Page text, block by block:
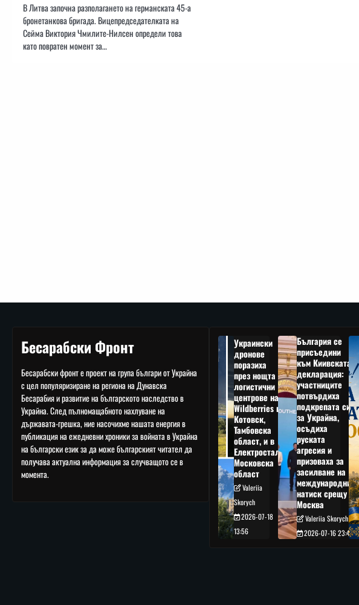
В Литва започна разполагането на германската 45-а
бронетанкова бригада. Вицепредседателката на
Сейма Виктория Чмилите-Нилсен определи това
като повратен момент за…
Бесарабски Фронт
Бесарабски фронт е проект на група българи от Украйна
с цел популяризиране на региона на Дунавска
Бесарабия и развитие на българското наследство в
Украйна. След пълномащабното нахлуване на
държавата-грешка, ние насочихме нашата енергия в
публикация на ежедневни хроники за войната в Украйна
на български език за да може българският читател да
получава актуална информация за случващото се в
момента.
Украински
дронове
поразиха
през нощта
логистични
центрове на
Wildberries в
Котовск,
Тамбовска
област, и в
Електростал,
Московска
област
Valeriia
Skorych
2026-07-18
13:56
България се
присъедини
към Киивската
декларация:
участниците
потвърдиха
подкрепата си
за Украйна,
осъдиха
руската
агресия и
призоваха за
засилване на
международния
натиск срещу
Москва
Valeriia Skorych
2026-07-16 23:49